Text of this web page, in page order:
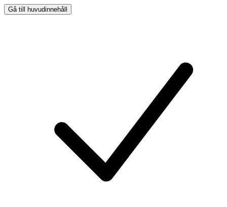
Gå till huvudinnehåll